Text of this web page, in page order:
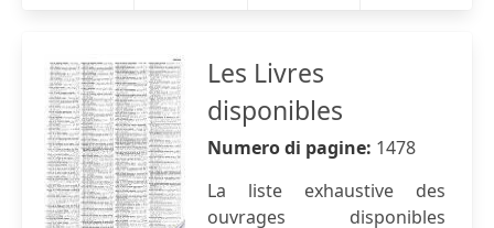
Les Livres
disponibles
Numero di pagine: 1478
La liste exhaustive des
ouvrages disponibles